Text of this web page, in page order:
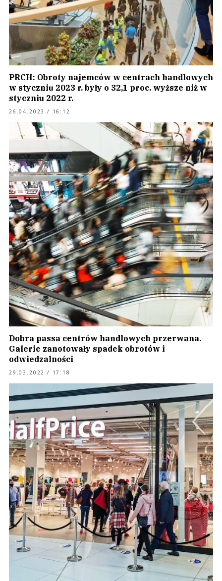
PRCH: Obroty najemców w centrach handlowych
w styczniu 2023 r. były o 32,1 proc. wyższe niż w
styczniu 2022 r.
26.04.2023 / 16:12
Dobra passa centrów handlowych przerwana.
Galerie zanotowały spadek obrotów i
odwiedzalności
29.03.2022 / 17:18